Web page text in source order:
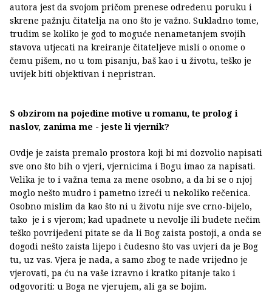
autora jest da svojom pričom prenese određenu poruku i
skrene pažnju čitatelja na ono što je važno. Sukladno tome,
trudim se koliko je god to moguće nenametanjem svojih
stavova utjecati na kreiranje čitateljeve misli o onome o
čemu pišem, no u tom pisanju, baš kao i u životu, teško je
uvijek biti objektivan i nepristran.
S obzirom na pojedine motive u romanu, te prolog i
naslov, zanima me - jeste li vjernik?
Ovdje je zaista premalo prostora koji bi mi dozvolio napisati
sve ono što bih o vjeri, vjernicima i Bogu imao za napisati.
Velika je to i važna tema za mene osobno, a da bi se o njoj
moglo nešto mudro i pametno izreći u nekoliko rečenica.
Osobno mislim da kao što ni u životu nije sve crno-bijelo,
tako je i s vjerom; kad upadnete u nevolje ili budete nečim
teško povrijeđeni pitate se da li Bog zaista postoji, a onda se
dogodi nešto zaista lijepo i čudesno što vas uvjeri da je Bog
tu, uz vas. Vjera je nada, a samo zbog te nade vrijedno je
vjerovati, pa ću na vaše izravno i kratko pitanje tako i
odgovoriti: u Boga ne vjerujem, ali ga se bojim.